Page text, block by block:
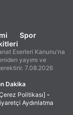
Spor
Eserleri Kanunu'na
yayımı ve
7.08.2026
Dakika
Politikası] -
Aydınlatma